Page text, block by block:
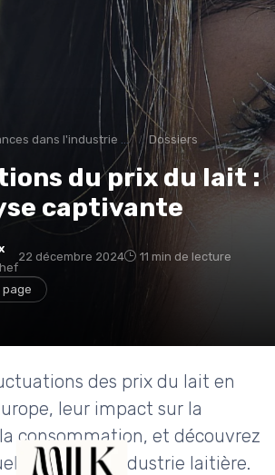
dans l'industrie des produits laitiers Dossiers
du prix du lait :
captivante
22 décembre 2024 11 min de lecture
des prix du lait en
leur impact sur la
consommation, et découvrez
fait face l'industrie laitière.